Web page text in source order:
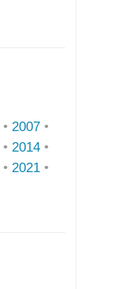
• 2007 •
• 2014 •
• 2021 •